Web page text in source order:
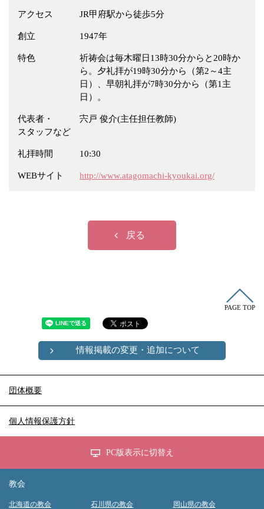
特別集会奉仕者 医療・福祉
冠婚葬祭
教団教派 宿泊・研修施設
お店・企業・その他
フリーワード
アクセス JR甲府駅から徒歩5分
創立 1947年
特色
祈祷会は毎木曜日13時30分からと20時か
ら。夕礼拝が19時30分から（第2～4主
日）、早朝礼拝が7時30分から（第1主
日）。
代表者・
スタッフなど
宍戸 俊介(主任担任教師)
礼拝時間 10:30
WEBサイト http://www.atagomachi-kyoukai.org/
戻る
PAGE TOP
情報掲載の変更・追加について
団体概要
個人情報保護方針
PC版表示に切替え
教会
北海道の教会 石川県の教会 岡山県の教会